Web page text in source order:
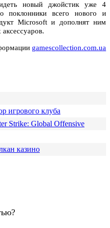
новый джойстик уже 4
поклонники всего нового и
Microsoft и дополнят ним
gamescollection.com.ua
игрового клуба
Strike: Global Offensive
казино